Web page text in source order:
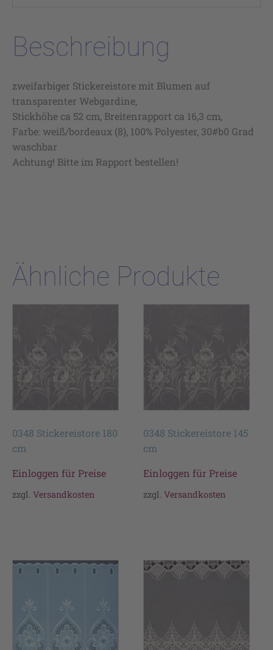
Beschreibung
zweifarbiger Stickereistore mit Blumen auf
transparenter Webgardine,
Stickhöhe ca 52 cm, Breitenrapport ca 16,3 cm,
Farbe: weiß/bordeaux (8), 100% Polyester, 30#b0 Grad
waschbar
Achtung! Bitte im Rapport bestellen!
Ähnliche Produkte
0348 Stickereistore 180
cm
Einloggen für Preise
zzgl. Versandkosten
0348 Stickereistore 145
cm
Einloggen für Preise
zzgl.Versandkosten